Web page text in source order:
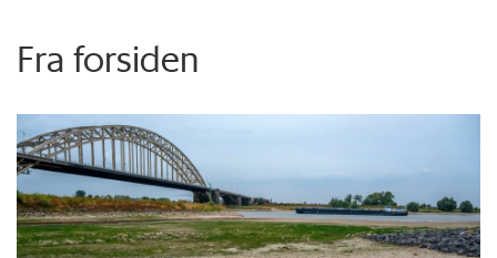
Fra forsiden